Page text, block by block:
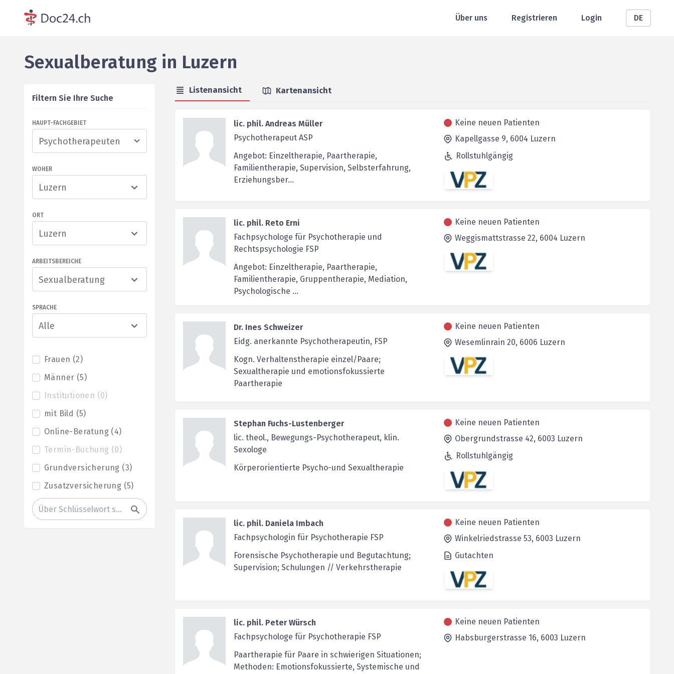
Über uns Registrieren Login DE
Sexualberatung in Luzern
Filtern Sie Ihre Suche
HAUPT-FACHGEBIET
WOHER
Luzern
ORT
Luzern
ARBEITSBEREICHE
Sexualberatung
SPRACHE
Alle
Frauen (2)
Männer (5)
Institutionen (0)
mit Bild (5)
Online-Beratung (4)
Termin-Buchung (0)
Grundversicherung (3)
Zusatzversicherung (5)
Listenansicht Kartenansicht
lic. phil. Andreas Müller
Psychotherapeut ASP
Angebot: Einzeltherapie, Paartherapie,
Familientherapie, Supervision, Selbsterfahrung,
Erziehungsber...
Keine neuen Patienten
Kapellgasse 9, 6004 Luzern
Rollstuhlgängig
lic. phil. Reto Erni
Fachpsychologe für Psychotherapie und
Rechtspsychologie FSP
Angebot: Einzeltherapie, Paartherapie,
Familientherapie, Gruppentherapie, Mediation,
Psychologische ...
Keine neuen Patienten
Weggismattstrasse 22, 6004 Luzern
Dr. Ines Schweizer
Eidg. anerkannte Psychotherapeutin, FSP
Kogn. Verhaltenstherapie einzel/Paare;
Sexualtherapie und emotionsfokussierte
Paartherapie
Keine neuen Patienten
Wesemlinrain 20, 6006 Luzern
Stephan Fuchs-Lustenberger
lic. theol., Bewegungs-Psychotherapeut, klin.
Sexologe
Körperorientierte Psycho-und Sexualtherapie
Keine neuen Patienten
Obergrundstrasse 42, 6003 Luzern
Rollstuhlgängig
lic. phil. Daniela Imbach
Fachpsychologin für Psychotherapie FSP
Forensische Psychotherapie und Begutachtung;
Supervision; Schulungen // Verkehrstherapie
Keine neuen Patienten
Winkelriedstrasse 53, 6003 Luzern
Gutachten
lic. phil. Peter Würsch
Fachpsychologe für Psychotherapie FSP
Paartherapie für Paare in schwierigen Situationen;
Methoden: Emotionsfokussierte, Systemische und
Keine neuen Patienten
Habsburgerstrasse 16, 6003 Luzern